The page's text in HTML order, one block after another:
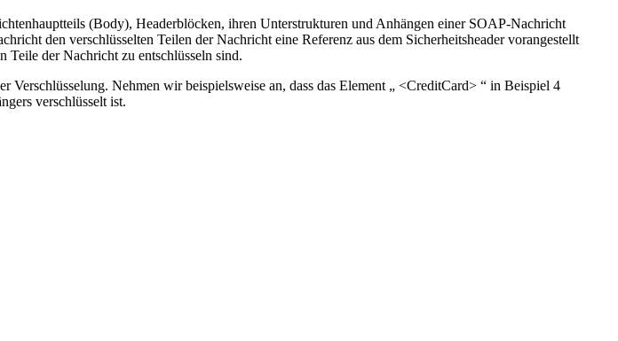
(Body), Headerblöcken, ihren Unterstrukturen und Anhängen einer SOAP-Nachricht
den verschlüsselten Teilen der Nachricht eine Referenz aus dem Sicherheitsheader vorangestellt
Teile der Nachricht zu entschlüsseln sind.
Nehmen wir beispielsweise an, dass das Element „ <CreditCard> “ in Beispiel 4
verschlüsselt ist.